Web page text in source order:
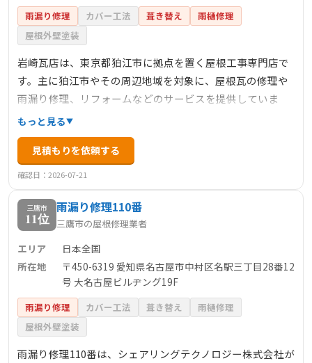
雨漏り修理 カバー工法 葺き替え
雨樋修理
屋根外壁塗装
岩崎瓦店は、東京都狛江市に拠点を置く屋根工事専門店で
す。主に狛江市やその周辺地域を対象に、屋根瓦の修理や
雨漏り修理、リフォームなどのサービスを提供していま
す。お客様のご予算やご要望に応じて、適切なアドバイス
やプランを提案し、無理のない施工を心掛けています。見
積もりや相談は無料で、アフターケアも万全です。屋根に
関するお悩みや不安がある方は、ぜひ岩崎瓦店にご相談く
ださい。
もっと見る
見積もりを依頼する
確認日：2026-07-21
三鷹市
11位
雨漏り修理110番
三鷹市の屋根修理業者
エリア
日本全国
所在地
〒450-6319 愛知県名古屋市中村区名駅三丁目28番12
号 大名古屋ビルヂング19F
雨漏り修理 カバー工法 葺き替え
雨樋修理
屋根外壁塗装
雨漏り修理110番は、シェアリングテクノロジー株式会社が